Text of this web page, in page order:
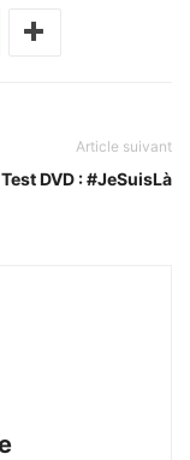
Article suivant
Test DVD : #JeSuisLà